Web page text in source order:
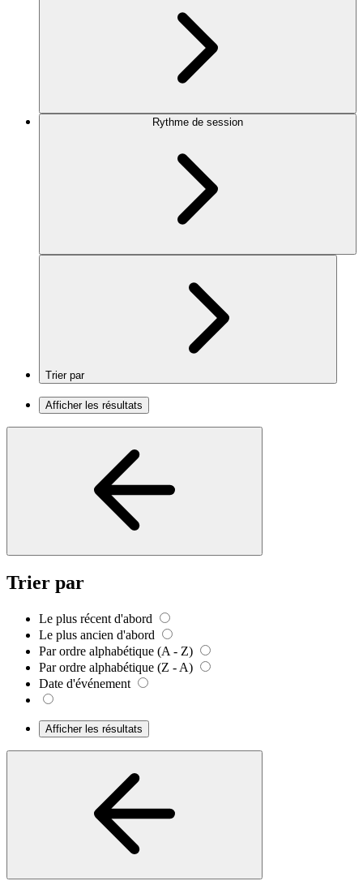
Rythme de session
Trier par
Afficher les résultats
Trier par
Le plus récent d'abord
Le plus ancien d'abord
Par ordre alphabétique (A - Z)
Par ordre alphabétique (Z - A)
Date d'événement
Afficher les résultats